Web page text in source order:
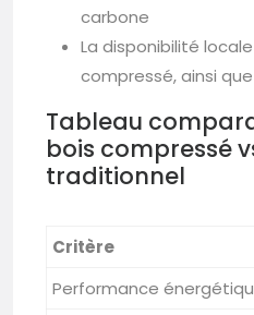
carbone
La disponibilité
compressé, ainsi
Tableau
bois compressé
traditionnel
Critère
Performance